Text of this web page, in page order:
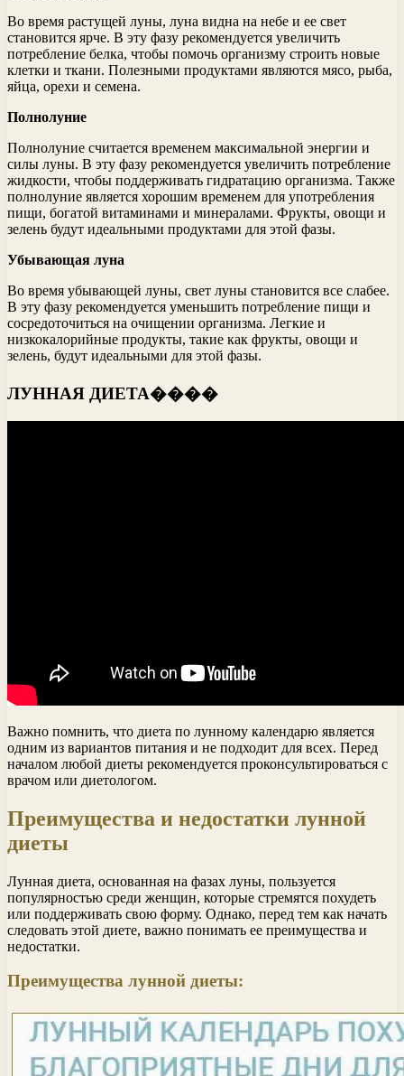
Во время растущей луны, луна видна на небе и ее свет
становится ярче. В эту фазу рекомендуется увеличить
потребление белка, чтобы помочь организму строить новые
клетки и ткани. Полезными продуктами являются мясо, рыба,
яйца, орехи и семена.
Полнолуние
Полнолуние считается временем максимальной энергии и
силы луны. В эту фазу рекомендуется увеличить потребление
жидкости, чтобы поддерживать гидратацию организма. Также
полнолуние является хорошим временем для употребления
пищи, богатой витаминами и минералами. Фрукты, овощи и
зелень будут идеальными продуктами для этой фазы.
Убывающая луна
Во время убывающей луны, свет луны становится все слабее.
В эту фазу рекомендуется уменьшить потребление пищи и
сосредоточиться на очищении организма. Легкие и
низкокалорийные продукты, такие как фрукты, овощи и
зелень, будут идеальными для этой фазы.
ЛУННАЯ ДИЕТА����
Важно помнить, что диета по лунному календарю является
одним из вариантов питания и не подходит для всех. Перед
началом любой диеты рекомендуется проконсультироваться с
врачом или диетологом.
Преимущества и недостатки лунной
диеты
Лунная диета, основанная на фазах луны, пользуется
популярностью среди женщин, которые стремятся похудеть
или поддерживать свою форму. Однако, перед тем как начать
следовать этой диете, важно понимать ее преимущества и
недостатки.
Преимущества лунной диеты: